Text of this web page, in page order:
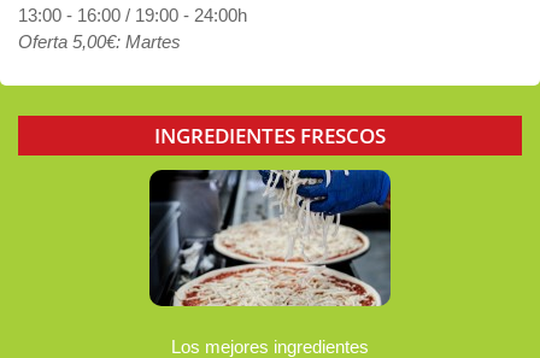
13:00 - 16:00 / 19:00 - 24:00h
Oferta 5,00€: Martes
INGREDIENTES FRESCOS
Los mejores ingredientes